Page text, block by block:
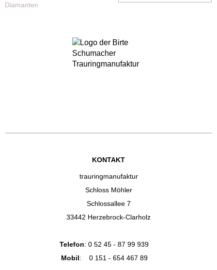
Diamanten
KONTAKT
trauringmanufaktur
Schloss Möhler
Schlossallee 7
33442 Herzebrock-Clarholz
Telefon: 0 52 45 - 87 99 939
Mobil: 0 151 - 654 467 89